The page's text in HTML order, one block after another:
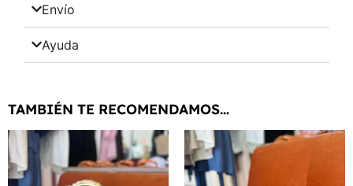
Envío
Ayuda
TAMBIÉN TE RECOMENDAMOS…